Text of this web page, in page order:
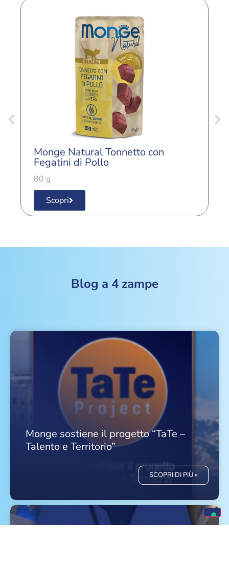
Monge Natural Tonnetto con
Fegatini di Pollo
80 g
Scopri
Blog a 4 zampe
Monge sostiene il progetto “TaTe –
Talento e Territorio”
SCOPRI DI PIÙ »